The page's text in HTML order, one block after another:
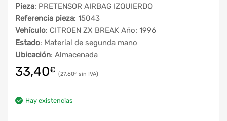
Pieza: PRETENSOR AIRBAG IZQUIERDO
Referencia pieza: 15043
Vehículo: CITROEN ZX BREAK Año: 1996
Estado: Material de segunda mano
Ubicación: Almacenada
33,40€ 27,60€
Hay existencias